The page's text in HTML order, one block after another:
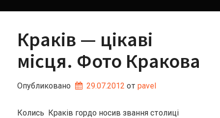
Краків — цікаві
місця. Фото Кракова
Опубликовано 29.07.2012 от pavel
Колись Краків гордо носив звання столиці